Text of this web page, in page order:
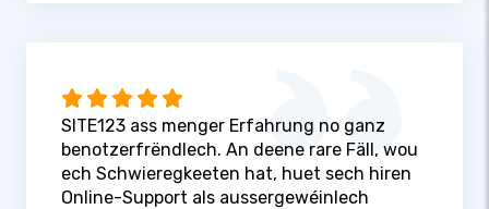
SITE123 ass menger Erfahrung no ganz
benotzerfrëndlech. An deene rare Fäll, wou
ech Schwieregkeeten hat, huet sech hiren
Online-Support als aussergewéinlech